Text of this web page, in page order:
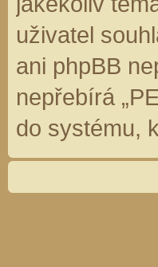
uživatel
ani phpBB
nepřebírá
do systému,